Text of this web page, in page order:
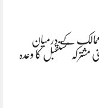
ممالک کے درمیان
مشترکہ مستقبل کا وعدہ